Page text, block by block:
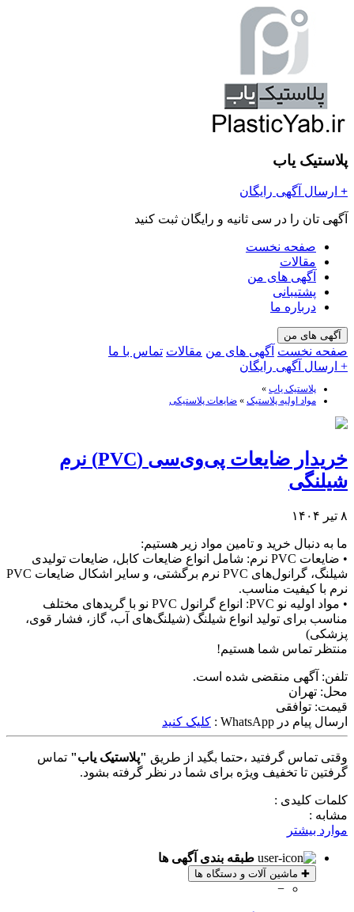
پلاستیک یاب
+ ارسال آگهی رایگان
آگهی تان را در سی ثانیه و رایگان ثبت کنید
صفحه نخست
مقالات
آگهی های من
پشتیبانی
درباره ما
آگهی های من
صفحه نخست آگهی های من مقالات تماس با ما
+ ارسال آگهی رایگان
پلاستیک یاب »
مواد اولیه پلاستیک » ضایعات پلاستیکی
خریدار ضایعات پی‌وی‌سی (PVC) نرم
شیلنگی
۸ تیر ۱۴۰۴
ما به دنبال خرید و تامین مواد زیر هستیم:
• ضایعات PVC نرم: شامل انواع ضایعات کابل، ضایعات تولیدی
شیلنگ، گرانول‌های PVC نرم برگشتی، و سایر اشکال ضایعات PVC
نرم با کیفیت مناسب.
• مواد اولیه نو PVC: انواع گرانول PVC نو با گریدهای مختلف
مناسب برای تولید انواع شیلنگ (شیلنگ‌های آب، گاز، فشار قوی،
پزشکی)
منتظر تماس شما هستیم!
تلفن: آگهی منقضی شده است.
محل: تهران
قیمت: توافقی
ارسال پیام در WhatsApp :
کلیک کنید
وقتی تماس گرفتید ،حتما بگید از طریق "پلاستیک یاب" تماس
گرفتین تا تخفیف ویژه برای شما در نظر گرفته بشود.
کلمات کلیدی :
مشابه :
موارد بیشتر
طبقه بندی آگهی ها
✚ ماشین آلات و دستگاه ها
−